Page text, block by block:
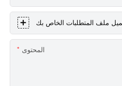
ملف المتطلبات الخاص بك
المحتوى